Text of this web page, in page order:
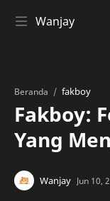
Wanjay
Beranda fakboy
Fakboy:
Yang